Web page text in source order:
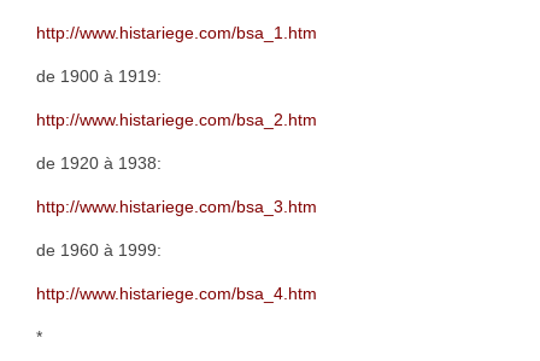
http://www.histariege.com/bsa_1.htm
de 1900 à 1919:
http://www.histariege.com/bsa_2.htm
de 1920 à 1938:
http://www.histariege.com/bsa_3.htm
de 1960 à 1999:
http://www.histariege.com/bsa_4.htm
*